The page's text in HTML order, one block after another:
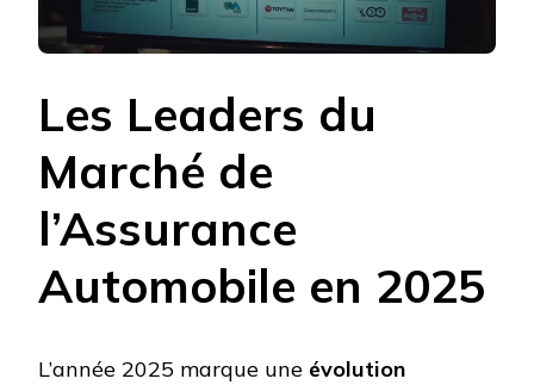
Les Leaders du
Marché de
l’Assurance
Automobile en 2025
L’année 2025 marque une évolution